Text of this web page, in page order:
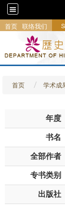
首页 联络我们
首页 学术成
年度
书名
全部作者
专书类别
出版社